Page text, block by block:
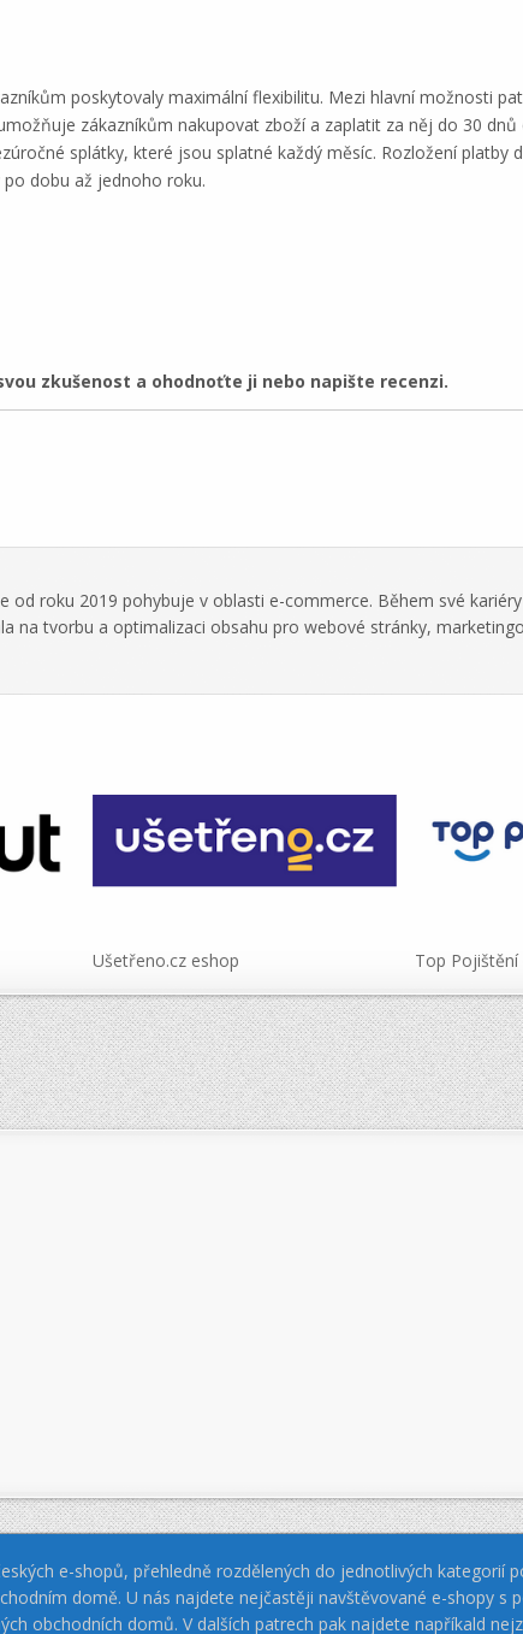
poskytovaly maximální flexibilitu. Mezi hlavní možnosti
zákazníkům nakupovat zboží a zaplatit za něj do 30 dnů
splátky, které jsou splatné každý měsíc. Rozložení platby
dobu až jednoho roku.
zkušenost a ohodnoťte ji nebo napište recenzi.
od roku 2019 pohybuje v oblasti e-commerce. Během své
na tvorbu a optimalizaci obsahu pro webové stránky,
Ušetřeno.cz eshop Top Pojištění
e-shopů, přehledně rozdělených do jednotlivých kategorií
domě. U nás najdete nejčastěji navštěvované e-shopy s
obchodních domů. V dalších patrech pak najdete napříkald